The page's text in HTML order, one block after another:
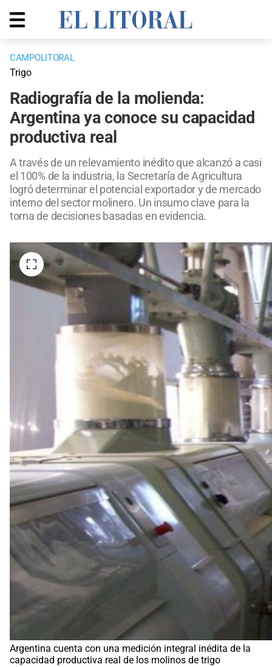
CAMPOLITORAL
Trigo
Radiografía de la molienda:
Argentina ya conoce su capacidad
productiva real
A través de un relevamiento inédito que alcanzó a casi
el 100% de la industria, la Secretaría de Agricultura
logró determinar el potencial exportador y de mercado
interno del sector molinero. Un insumo clave para la
toma de decisiones basadas en evidencia.
Argentina cuenta con una medición integral inédita de la
capacidad productiva real de los molinos de trigo